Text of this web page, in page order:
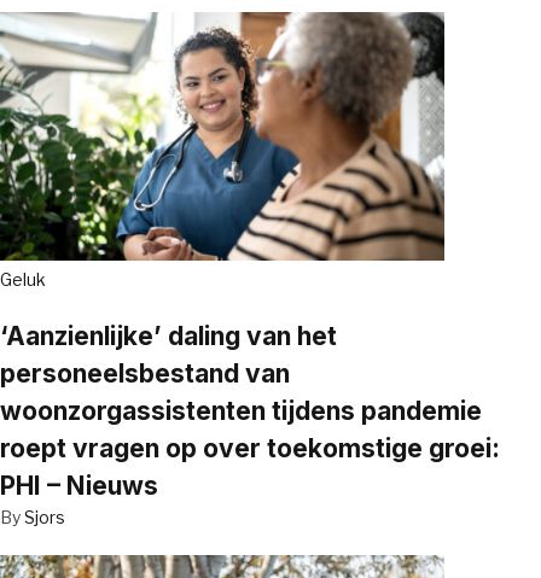
Geluk
‘Aanzienlijke’ daling van het
personeelsbestand van
woonzorgassistenten tijdens pandemie
roept vragen op over toekomstige groei:
PHI – Nieuws
BySjors